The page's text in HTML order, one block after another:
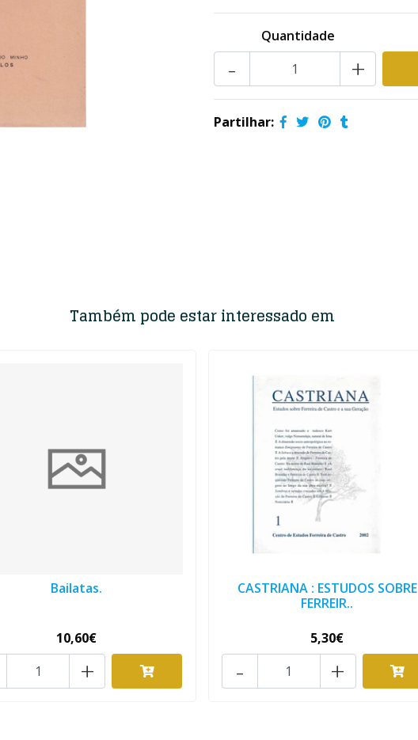
Quantidade
+
-
Partilhar:
Também pode estar interessado em
Bailatas.
10,60€
+
CASTRIANA : ESTUDOS SOBRE
FERREIR..
5,30€
+
-